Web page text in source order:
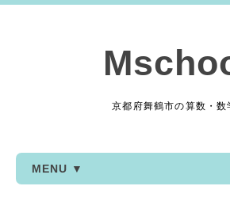
京都府舞鶴市の算数・数
MENU ▼